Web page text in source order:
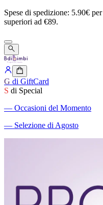
Spese di spedizione: 5.90€ per
superiori ad €89.
G di GiftCard
S di Special
― Occasioni del Momento
― Selezione di Agosto